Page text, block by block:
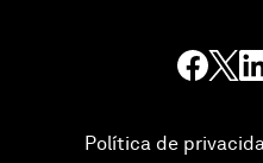
Política de